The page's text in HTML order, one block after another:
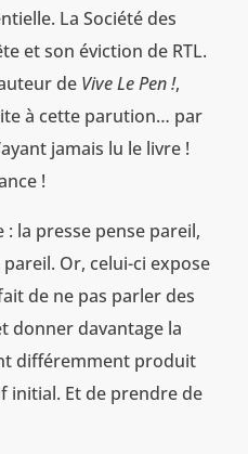
La Société des
et son éviction de RTL.
de Vive Le Pen !,
à cette parution… par
jamais lu le livre !
!
la presse pense pareil,
Or, celui-ci expose
de ne pas parler des
donner davantage la
différemment produit
initial. Et de prendre de